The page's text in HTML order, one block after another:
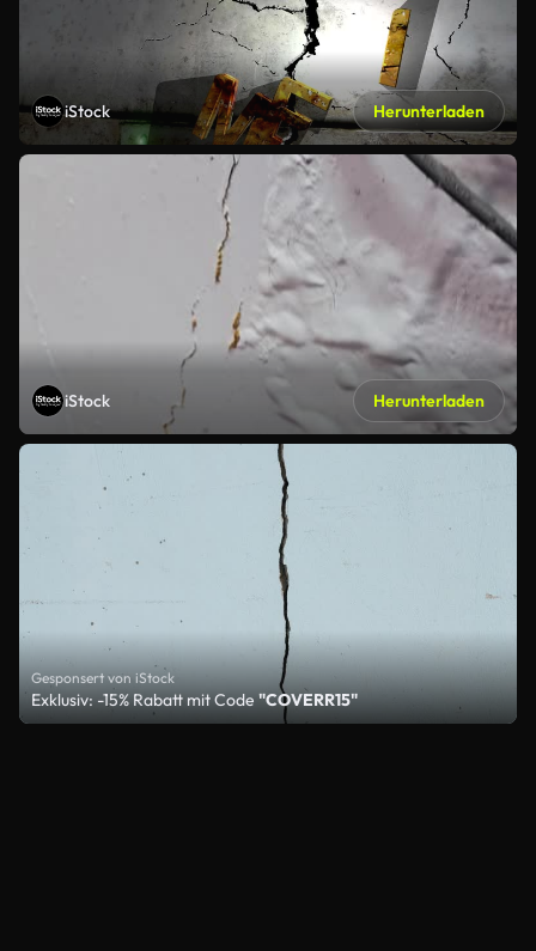
iStock Herunterladen
iStock Herunterladen
Gesponsert von iStock
Exklusiv: -15% Rabatt mit Code "COVERR15"